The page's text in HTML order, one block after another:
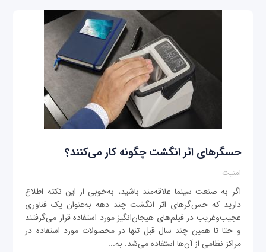
حسگرهای اثر انگشت چگونه کار می‌کنند؟
امنیت
اگر به صنعت سینما علاقه‌مند باشید، به‌خوبی از این نکته اطلاع
دارید که حس‌گرهای اثر انگشت چند دهه به‌عنوان یک فناوری
عجیب‌و‌غریب در فیلم‌های هیجان‌انگیز مورد استفاده قرار می‌گرفتند
و حتا تا همین چند سال قبل تنها در محصولات مورد استفاده در
مراکز نظامی از آن‌ها استفاده می‌شد. به‌...